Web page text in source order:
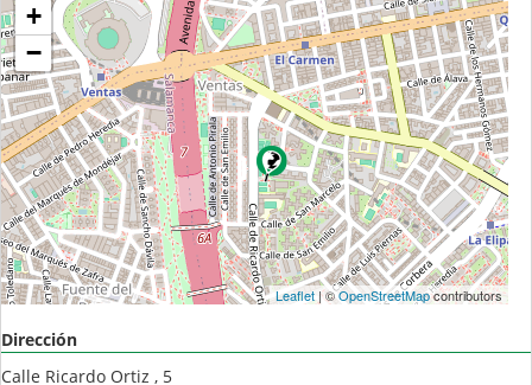
+
−
Leaflet| ©OpenStreetMapcontributors
Dirección
Calle Ricardo Ortiz , 5